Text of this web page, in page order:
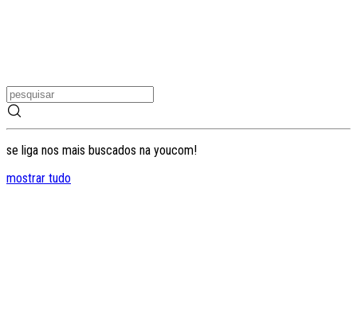
se liga nos mais buscados na youcom!
mostrar tudo